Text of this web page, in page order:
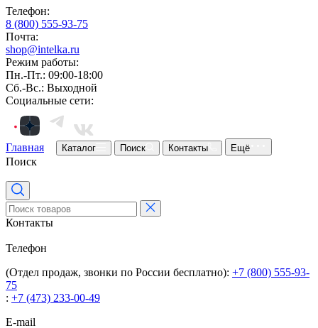
Телефон:
8 (800) 555-93-75
Почта:
shop@intelka.ru
Режим работы:
Пн.-Пт.: 09:00-18:00
Сб.-Вс.: Выходной
Социальные сети:
Главная Каталог Поиск Контакты Ещё
Поиск
Контакты
Телефон
(Отдел продаж, звонки по России бесплатно): +7 (800) 555-93-
75
: +7 (473) 233-00-49
E-mail